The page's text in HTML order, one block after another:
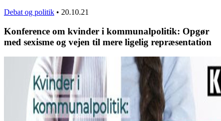
Debat og politik • 20.10.21
Konference om kvinder i kommunalpolitik: Opgør
med sexisme og vejen til mere ligelig repræsentation